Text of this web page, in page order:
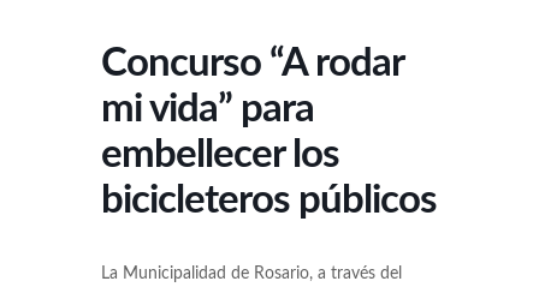
Concurso “A rodar
mi vida” para
embellecer los
bicicleteros públicos
La Municipalidad de Rosario, a través del